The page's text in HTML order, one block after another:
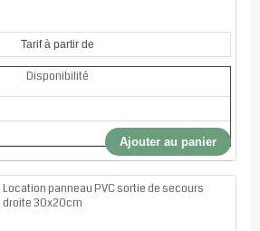
Tarif à partir de
Disponibilité
Ajouter au panier
Location panneau PVC sortie de secours
droite 30x20cm